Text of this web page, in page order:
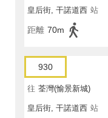
皇后街, 干諾道西 站
距離 70m
930
往 荃灣(愉景新城)
皇后街, 干諾道西 站